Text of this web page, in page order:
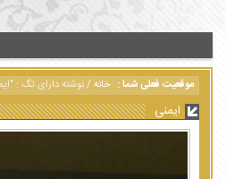
موقعیت فعلی شما : خانه/نوشته دارای تگ :
ایمنی